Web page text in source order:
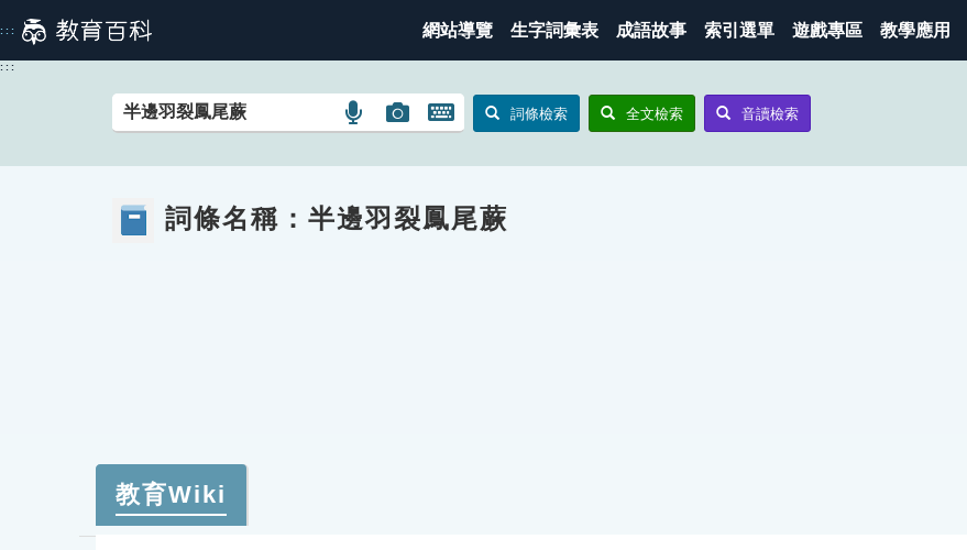
到
主
::: 網站導覽 生字詞彙表 成語故事 索引選單 遊戲專區 教學應用
:::
語
搜
圖
圖
搜
圖
開
鍵
圖
詞條檢索 全文檢索 音讀檢索
詞條名稱： 半邊羽裂鳳尾蕨
教育Wiki